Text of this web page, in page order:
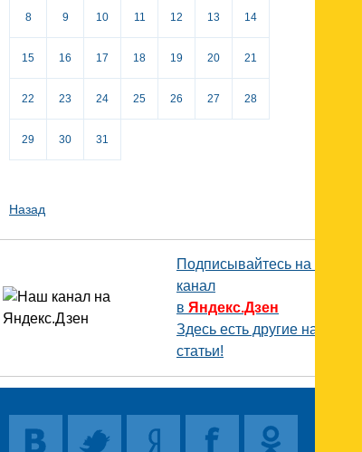
8 9 10 11 12 13 14
15 16 17 18 19 20 21
22 23 24 25 26 27 28
29 30 31
Назад
Подписывайтесь на наш
канал
в Яндекс.Дзен
Здесь есть другие наши
статьи!